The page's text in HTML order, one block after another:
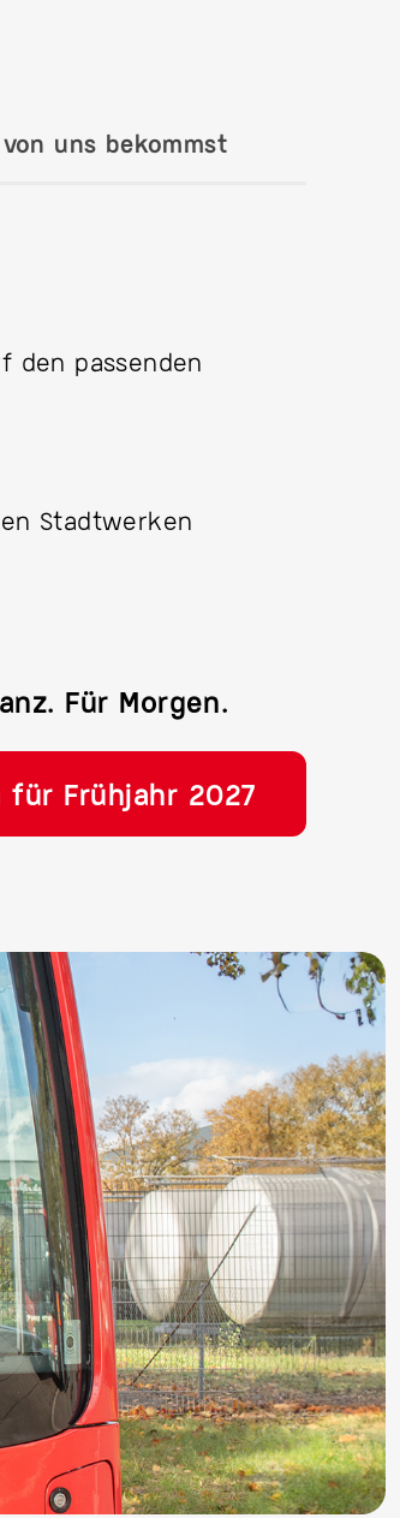
von uns bekommst
den passenden
Stadtwerken
Für Morgen.
Frühjahr 2027